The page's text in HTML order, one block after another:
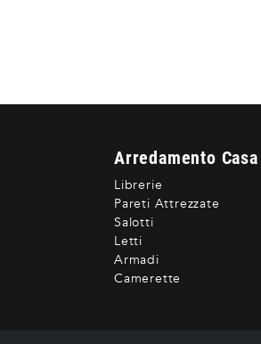
Arredamento Casa
Librerie
Pareti Attrezzate
Salotti
Letti
Armadi
Camerette